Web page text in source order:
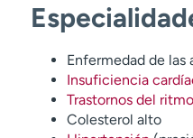
Enfermedad de las
Insuficiencia
Trastornos del
Colesterol alto